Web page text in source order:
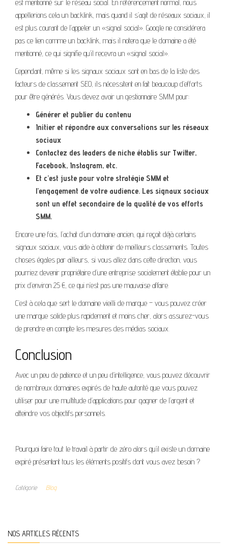
est mentionné sur le réseau social. En référencement normal, nous
appellerions cela un backlink, mais quand il s’agit de réseaux sociaux, il
est plus courant de l’appeler un «signal social». Google ne considérera
pas ce lien comme un backlink, mais il notera que le domaine a été
mentionné, ce qui signifie qu’il recevra un «signal social».
Cependant, même si les signaux sociaux sont en bas de la liste des
facteurs de classement SEO, ils nécessitent en fait beaucoup d’efforts
pour être générés. Vous devez avoir un gestionnaire SMM pour:
Générer et publier du contenu
Initier et répondre aux conversations sur les réseaux
sociaux
Contactez des leaders de niche établis sur Twitter,
Facebook, Instagram, etc.
Et c’est juste pour votre stratégie SMM et
l’engagement de votre audience. Les signaux sociaux
sont un effet secondaire de la qualité de vos efforts
SMM.
Encore une fois, l’achat d’un domaine ancien, qui reçoit déjà certains
signaux sociaux, vous aide à obtenir de meilleurs classements. Toutes
choses égales par ailleurs, si vous allez dans cette direction, vous
pourriez devenir propriétaire d’une entreprise socialement établie pour un
prix d’environ 25 €, ce qui n’est pas une mauvaise affaire.
C’est à cela que sert le domaine vieilli de marque – vous pouvez créer
une marque solide plus rapidement et moins cher, alors assurez-vous
de prendre en compte les mesures des médias sociaux.
Conclusion
Avec un peu de patience et un peu d’intelligence, vous pouvez découvrir
de nombreux domaines expirés de haute autorité que vous pouvez
utiliser pour une multitude d’applications pour gagner de l’argent et
atteindre vos objectifs personnels.
Pourquoi faire tout le travail à partir de zéro alors qu’il existe un domaine
expiré présentant tous les éléments positifs dont vous avez besoin ?
Catégorie Blog
NOS ARTICLES RÉCENTS